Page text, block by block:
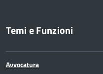
Temi e Funzioni
Avvocatura